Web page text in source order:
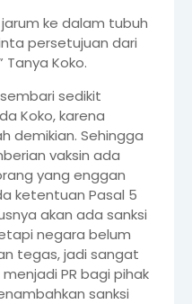
ke dalam tubuh
persetujuan dari
Tanya Koko.
sedikit
Koko, karena
demikian. Sehingga
vaksin ada
yang enggan
ketentuan Pasal 5
akan ada sanksi
negara belum
tegas, jadi sangat
PR bagi pihak
sanksi